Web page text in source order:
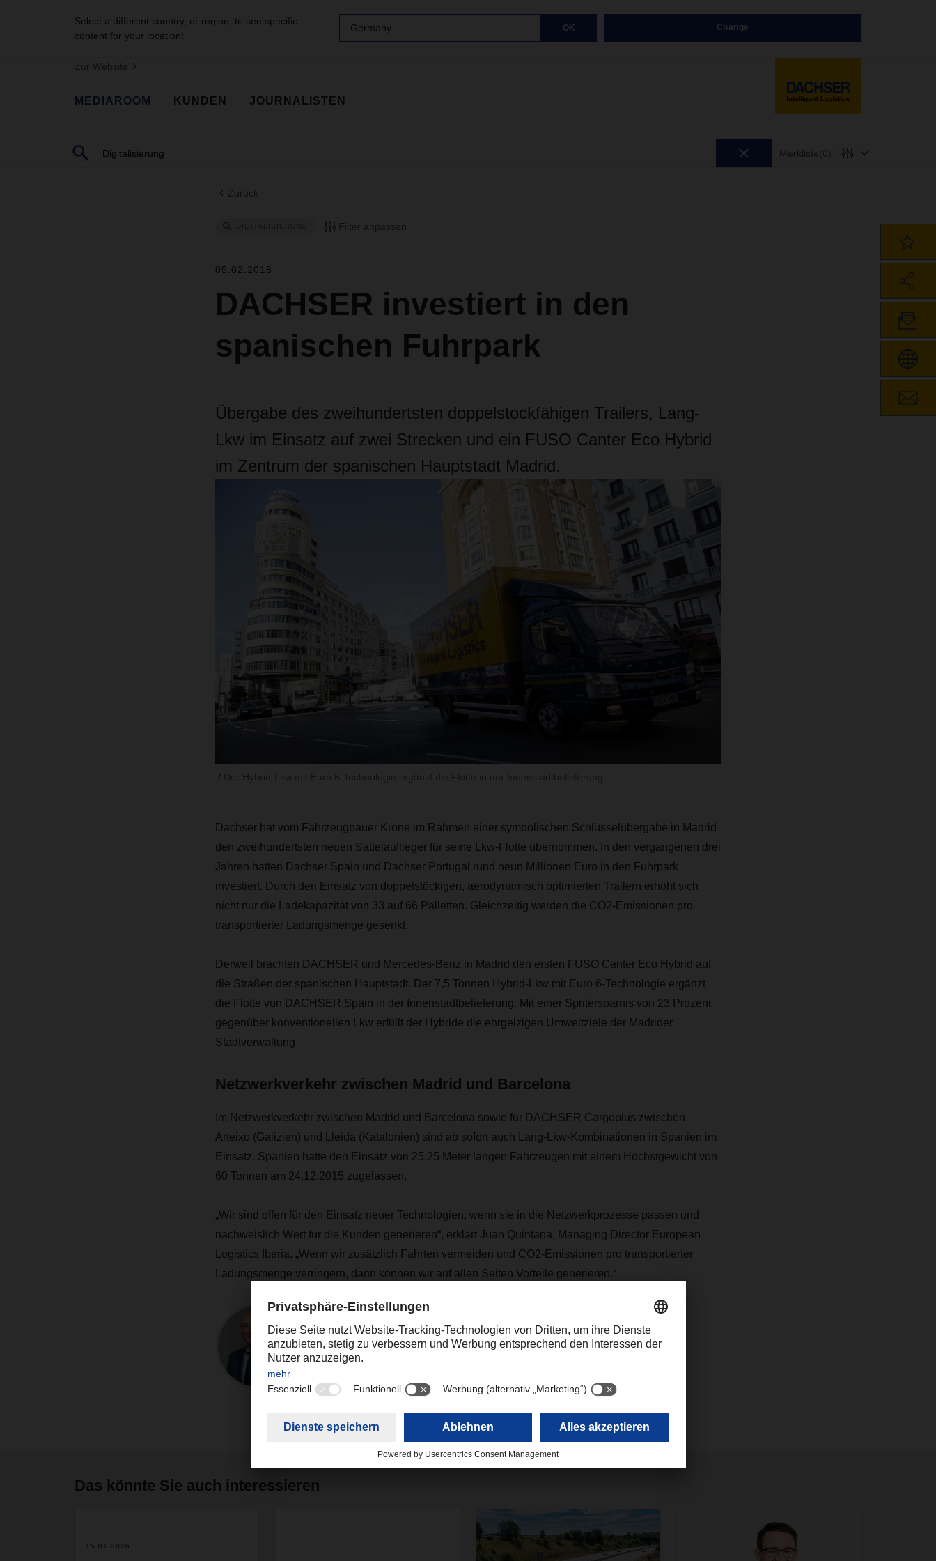
Select a different country, or region, to see specific
content for your location!
Germany OK Change
Zur Website
MEDIAROOM KUNDEN JOURNALISTEN
Merkliste(0)
Zurück
Filter anpassen
05.02.2018
DACHSER investiert in den
spanischen Fuhrpark
Übergabe des zweihundertsten doppelstockfähigen Trailers, Lang-
Lkw im Einsatz auf zwei Strecken und ein FUSO Canter Eco Hybrid
im Zentrum der spanischen Hauptstadt Madrid.
Dachser hat vom Fahrzeugbauer Krone im Rahmen einer symbolischen Schlüsselübergabe in Madrid
den zweihundertsten neuen Sattelauflieger für seine Lkw-Flotte übernommen. In den vergangenen drei
Jahren hatten Dachser Spain und Dachser Portugal rund neun Millionen Euro in den Fuhrpark
investiert. Durch den Einsatz von doppelstöckigen, aerodynamisch optimierten Trailern erhöht sich
nicht nur die Ladekapazität von 33 auf 66 Palletten. Gleichzeitig werden die CO2-Emissionen pro
transportierter Ladungsmenge gesenkt.
Derweil brachten DACHSER und Mercedes-Benz in Madrid den ersten FUSO Canter Eco Hybrid auf
die Straßen der spanischen Hauptstadt. Der 7,5 Tonnen Hybrid-Lkw mit Euro 6-Technologie ergänzt
die Flotte von DACHSER Spain in der Innenstadtbelieferung. Mit einer Spritersparnis von 23 Prozent
gegenüber konventionellen Lkw erfüllt der Hybride die ehrgeizigen Umweltziele der Madrider
Stadtverwaltung.
Netzwerkverkehr zwischen Madrid und Barcelona
Im Netzwerkverkehr zwischen Madrid und Barcelona sowie für DACHSER Cargoplus zwischen
Arteixo (Galizien) und Lleida (Katalonien) sind ab sofort auch Lang-Lkw-Kombinationen in Spanien im
Einsatz. Spanien hatte den Einsatz von 25,25 Meter langen Fahrzeugen mit einem Höchstgewicht von
60 Tonnen am 24.12.2015 zugelassen.
„Wir sind offen für den Einsatz neuer Technologien, wenn sie in die Netzwerkprozesse passen und
nachweislich Wert für die Kunden generieren“, erklärt Juan Quintana, Managing Director European
Logistics Iberia. „Wenn wir zusätzlich Fahrten vermeiden und CO2-Emissionen pro transportierter
Ladungsmenge verringern, dann können wir auf allen Seiten Vorteile generieren.“
Kontakt
Christian Weber
+49 831 5916-1425
Das könnte Sie auch interessieren
15.01.2026